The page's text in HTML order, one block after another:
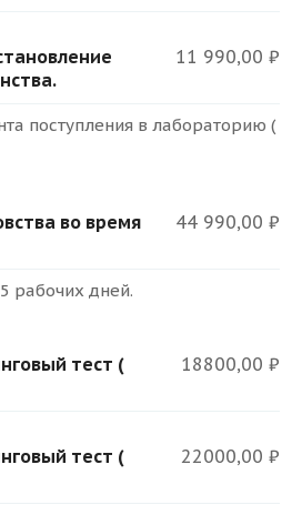
11 990,00 ₽
поступления в лабораторию (
во время
44 990,00 ₽
рабочих дней.
тест (
18800,00 ₽
тест (
22000,00 ₽